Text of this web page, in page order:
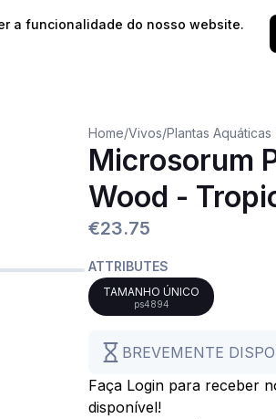
encomendas acima de 60€!*⭐️
Home/Vivos/Plantas
Microsorum
Wood -
€23.75
ATTRIBUTES
TAMANHO ÚNICO
ps4894
BREVEMENTE
Faça Login para receber
disponível!
a funcionalidade do nosso website.